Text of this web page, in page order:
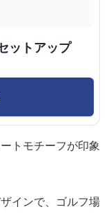
ットアップ
トモチーフが印象
インで、ゴルフ場